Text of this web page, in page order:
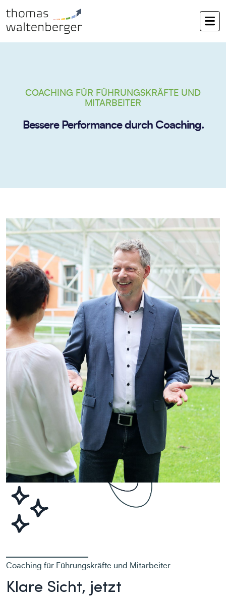
COACHING FÜR FÜHRUNGSKRÄFTE UND
MITARBEITER
Bessere Performance durch Coaching.
Coaching für Führungskräfte und Mitarbeiter
Klare Sicht, jetzt